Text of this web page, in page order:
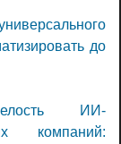
до
ИИ-
компаний: